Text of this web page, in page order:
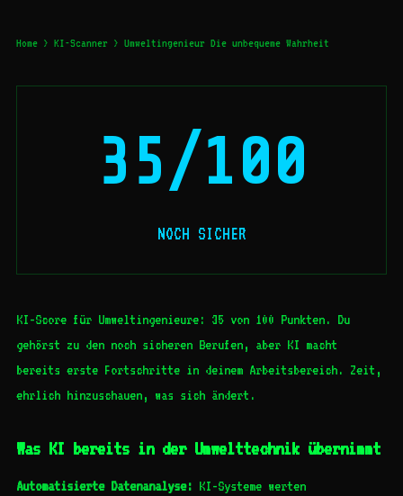
Home > KI-Scanner > Umweltingenieur Die unbequeme Wahrheit
35/100
NOCH SICHER
KI-Score für Umweltingenieure: 35 von 100 Punkten. Du
gehörst zu den noch sicheren Berufen, aber KI macht
bereits erste Fortschritte in deinem Arbeitsbereich. Zeit,
ehrlich hinzuschauen, was sich ändert.
Was KI bereits in der Umwelttechnik übernimmt
Automatisierte Datenanalyse: KI-Systeme werten